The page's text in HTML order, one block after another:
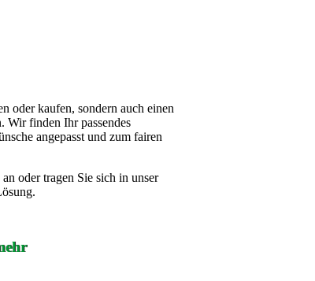
oder kaufen, sondern auch einen
Wir finden Ihr passendes
angepasst und zum fairen
an oder tragen Sie sich in unser